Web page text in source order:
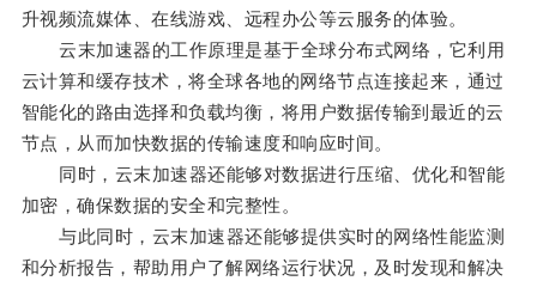
升视频流媒体、在线游戏、远程办公等云服务的体验。
云末加速器的工作原理是基于全球分布式网络，它利用
云计算和缓存技术，将全球各地的网络节点连接起来，通过
智能化的路由选择和负载均衡，将用户数据传输到最近的云
节点，从而加快数据的传输速度和响应时间。
同时，云末加速器还能够对数据进行压缩、优化和智能
加密，确保数据的安全和完整性。
与此同时，云末加速器还能够提供实时的网络性能监测
和分析报告，帮助用户了解网络运行状况，及时发现和解决